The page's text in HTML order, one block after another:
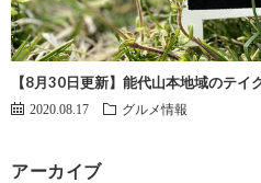
【8月30日更新】能代山本地域のテイ
2020.08.17 グルメ情報
アーカイブ